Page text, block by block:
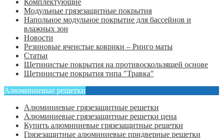
Модульные грязезащитные покрытия
Напольное модульное покрытие для бассейнов и
влажных зон
Новости
Резиновые ячеистые коврики – Ринго маты
Статьи
Щетинистые покрытия на противоскользящей основе
Щетинистые покрытия типа "Травка"
Алюминиевые решетки
Алюминиевые грязезащитные решетки
Алюминиевые грязезащитные решетки цена
Купить алюминиевые грязезащитные решетки
Грязезащитные алюминиевые придверные решетки